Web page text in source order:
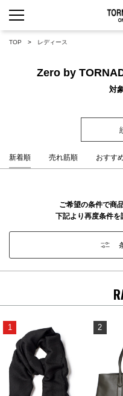
TOP レディース
Zero by
対
新着順 売れ筋順 おすす
ご希望の条件で商
下記より再度条件を
1 2